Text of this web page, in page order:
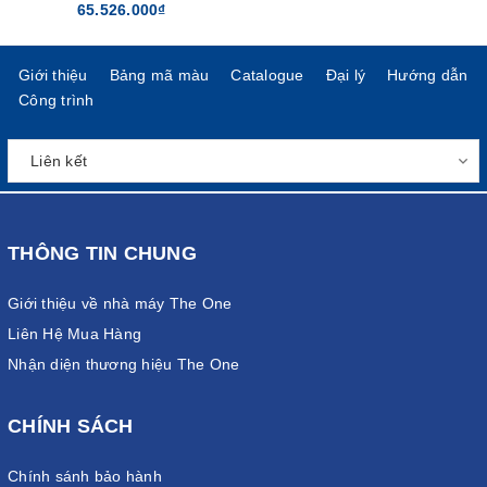
65.526.000₫
Giới thiệu Bảng mã màu Catalogue Đại lý
Hướng dẫn
Công trình
THÔNG TIN CHUNG
Giới thiệu về nhà máy The One
Liên Hệ Mua Hàng
Nhận diện thương hiệu The One
CHÍNH SÁCH
Chính sánh bảo hành